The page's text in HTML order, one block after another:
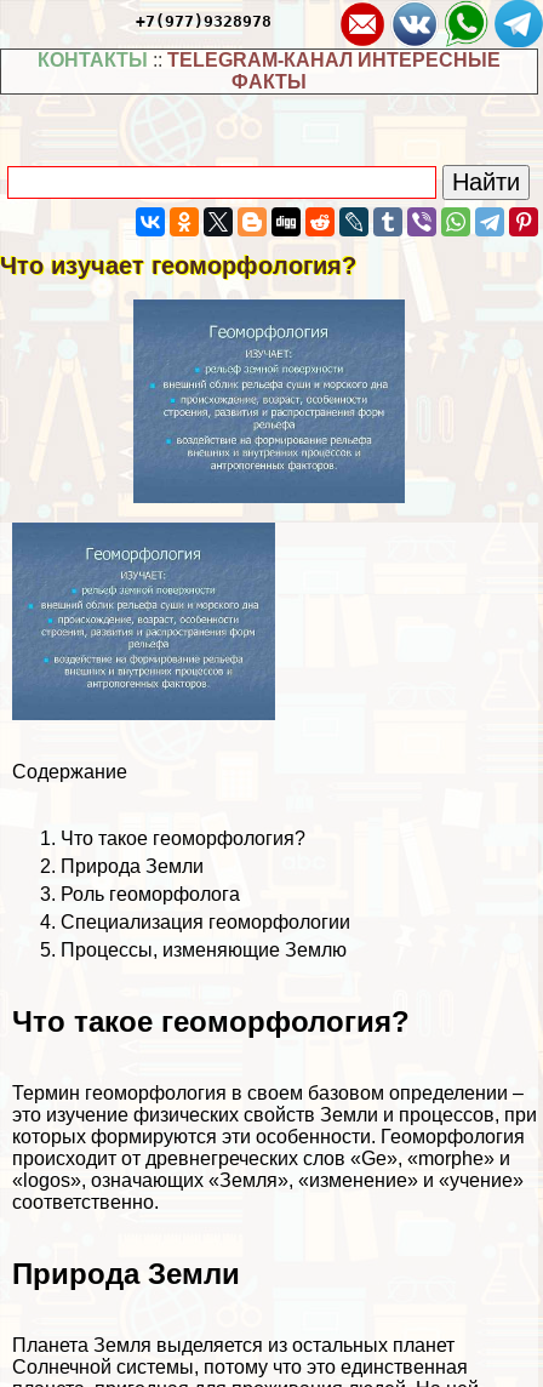
+7(977)9328978
КОНТАКТЫ :: TELEGRAM-КАНАЛ ИНТЕРЕСНЫЕ
ФАКТЫ
Что изучает геоморфология?
Содержание
Что такое геоморфология?
Природа Земли
Роль геоморфолога
Специализация геоморфологии
Процессы, изменяющие Землю
Что такое геоморфология?
Термин геоморфология в своем базовом определении –
это изучение физических свойств Земли и процессов, при
которых формируются эти особенности. Геоморфология
происходит от древнегреческих слов «Ge», «morphe» и
«logos», означающих «Земля», «изменение» и «учение»
соответственно.
Природа Земли
Планета Земля выделяется из остальных планет
Солнечной системы, потому что это единственная